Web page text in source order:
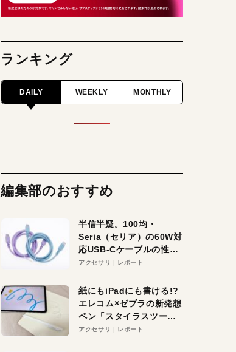
ランキング
DAILY WEEKLY MONTHLY
編集部のおすすめ
半信半疑。100均・
Seria（セリア）の60W対
応USB-Cケーブルの性能
を検証。超コスパの1本を
アクセサリ レポート
紙にもiPadにも書ける!?
エレコム×ゼブラの新発想
ペン「スタイラスツーウ
ェイ」レビュー。持ち替
アクセサリ レポート